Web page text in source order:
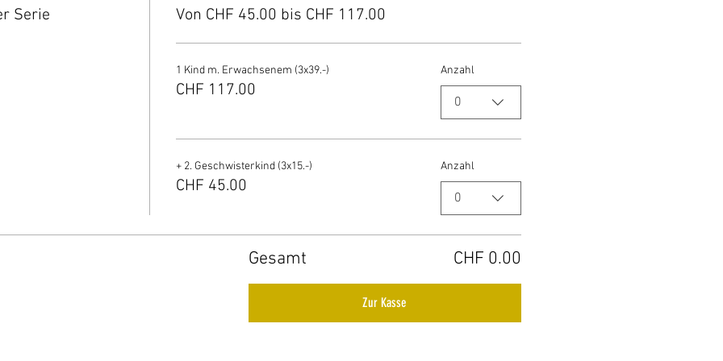
Serie Von CHF 45.00 bis CHF 117.00
1 Kind m. Erwachsenem (3x39.-)
CHF 117.00
Anzahl
0
+ 2. Geschwisterkind (3x15.-)
CHF 45.00
Anzahl
0
Gesamt CHF 0.00
Zur Kasse